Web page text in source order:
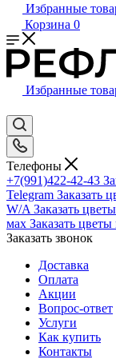
Избранные
Корзина 0
Избранные
Телефоны
+7(991)422-42-43
Telegram Заказать
W/A Заказать
мах Заказать
Заказать звонок
Доставка
Оплата
Акции
Вопрос-ответ
Услуги
Как купить
Контакты